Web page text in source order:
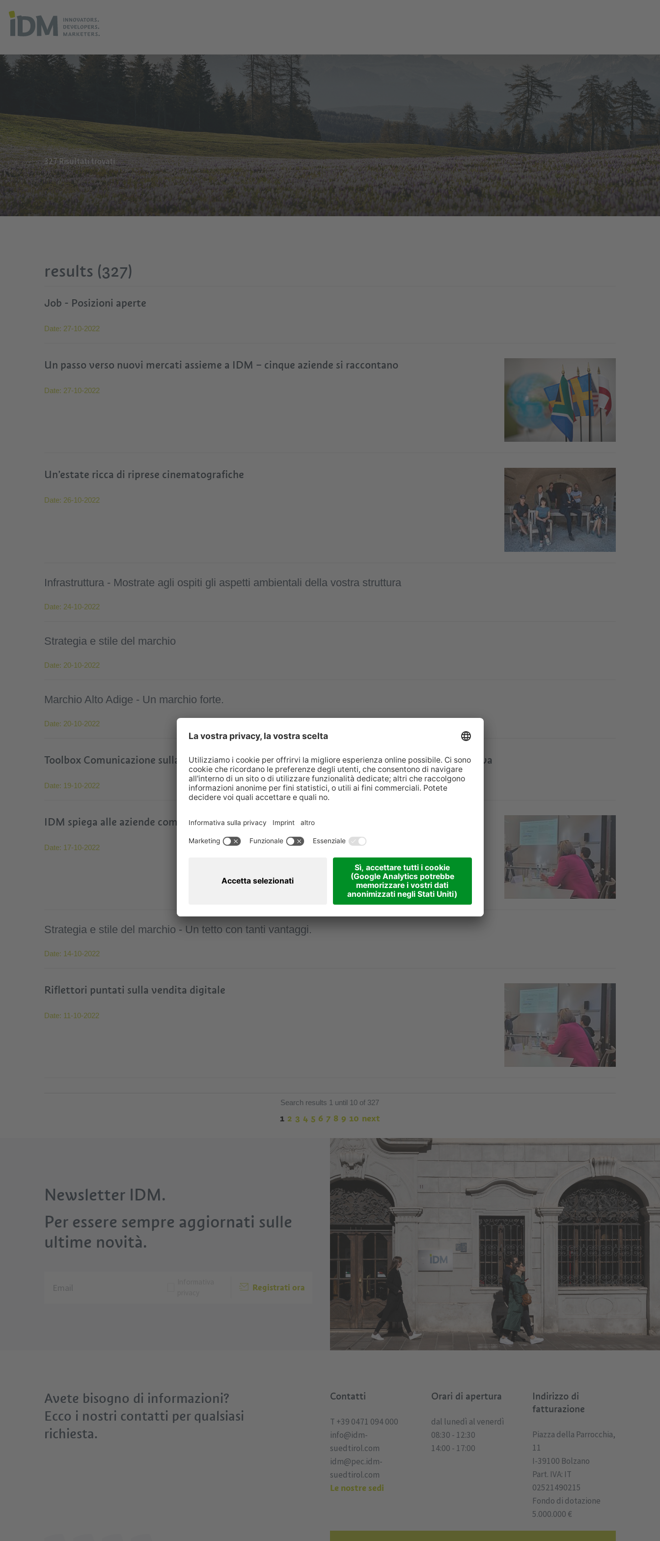
327 Risultati trovati
results (327)
Job - Posizioni aperte
Date: 27-10-2022
Un passo verso nuovi mercati assieme a IDM – cinque aziende si raccontano
Date: 27-10-2022
Un’estate ricca di riprese cinematografiche
Date: 26-10-2022
Infrastruttura - Mostrate agli ospiti gli aspetti ambientali della vostra struttura
Date: 24-10-2022
Strategia e stile del marchio
Date: 20-10-2022
Marchio Alto Adige - Un marchio forte.
Date: 20-10-2022
Toolbox Comunicazione sulla sostenibilità - Consigli e strumenti per la vostra struttura ricettiva
Date: 19-10-2022
IDM spiega alle aziende come vendere online con il workshop Digital Sales
Date: 17-10-2022
Strategia e stile del marchio - Un tetto con tanti vantaggi.
Date: 14-10-2022
Riflettori puntati sulla vendita digitale
Date: 11-10-2022
Search results 1 until 10 of 327
1 2 3 4 5 6 7 8 9 10 next
Newsletter IDM.
Per essere sempre aggiornati sulle
ultime novità.
Registrati ora
Avete bisogno di informazioni?
Ecco i nostri contatti per qualsiasi
richiesta.
Contatti
T +39 0471 094 000
info@idm-
suedtirol.com
idm@pec.idm-
suedtirol.com
Le nostre sedi
Orari di apertura
dal lunedì al venerdì
08:30 - 12:30
14:00 - 17:00
Indirizzo di
fatturazione
Piazza della Parrocchia,
11
I-39100 Bolzano
Part. IVA: IT
02521490215
Fondo di dotazione
5.000.000 €